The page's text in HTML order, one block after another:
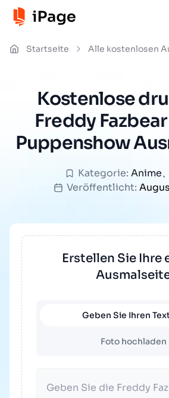
Startseite Alle kostenlosen
Kostenlose
Freddy
Puppenshow
Kategorie: Anime、
Veröffentlicht:
Erstellen Sie Ihre
Geben Sie Ihren
Foto hochladen